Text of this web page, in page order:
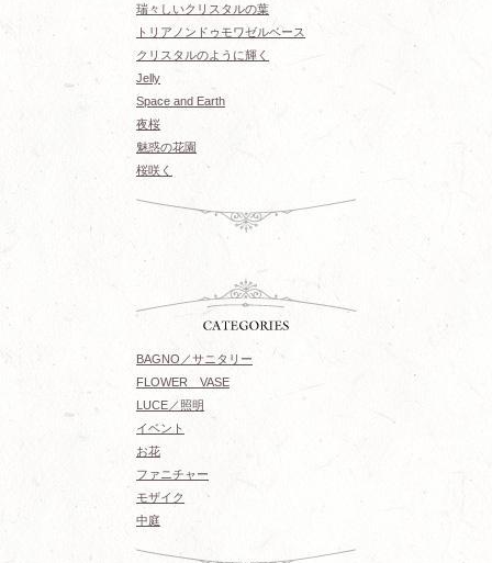
瑞々しいクリスタルの葉
トリアノンドゥモワゼルベース
クリスタルのように輝く
Jelly
Space and Earth
夜桜
魅惑の花園
桜咲く
BAGNO／サニタリー
FLOWER VASE
LUCE／照明
イベント
お花
ファニチャー
モザイク
中庭